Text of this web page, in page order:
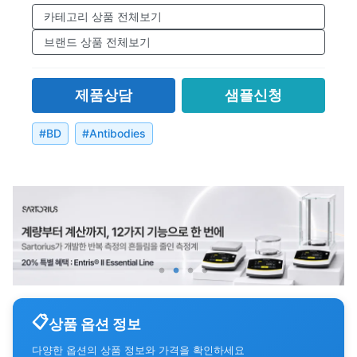
카테고리 상품 전체보기
브랜드 상품 전체보기
제품상담 샘플신청
#BD #Antibodies
상품 옵션 정보
다양한 옵션의 상품 정보와 가격을 확인하세요